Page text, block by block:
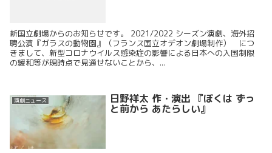
新国立劇場からのお知らせです。 2021/2022 シーズン演劇、海外招
聘公演『ガラスの動物園』（フランス国立オデオン劇場制作） につ
きまして、新型コロナウイルス感染症の影響による日本への入国制限
の緩和等が現時点で見通せないことから、...
演劇ニュース 日野祥太 作・演出 『ぼくは ずっ
と前から あたらしい』